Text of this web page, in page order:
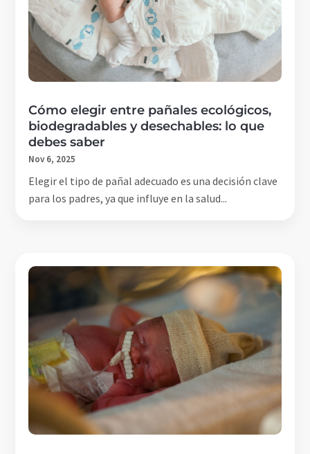
Cómo elegir entre pañales ecológicos,
biodegradables y desechables: lo que
debes saber
Nov 6, 2025
Elegir el tipo de pañal adecuado es una decisión clave
para los padres, ya que influye en la salud...